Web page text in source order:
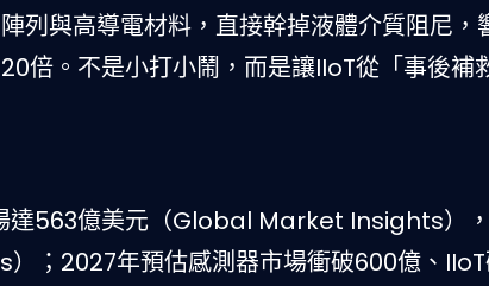
列與高導電材料，直接幹掉液體介質阻尼，
倍。不是小打小鬧，而是讓IIoT從「事後補
達563億美元（Global Market Insights），
；2027年預估感測器市場衝破600億、